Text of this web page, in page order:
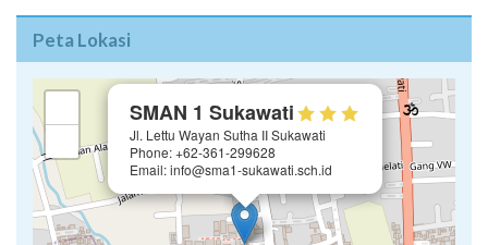
Peta Lokasi
SMAN 1 Sukawati
Jl. Lettu Wayan Sutha II Sukawati
Phone: +62-361-299628
Email: info@sma1-sukawati.sch.id